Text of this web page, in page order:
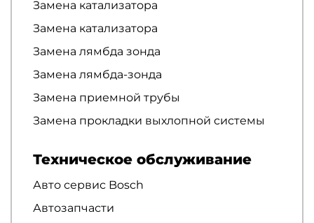
Замена катализатора
Замена катализатора
Замена лямбда зонда
Замена лямбда-зонда
Замена приемной трубы
Замена прокладки выхлопной системы
Техническое обслуживание
Авто сервис Bosch
Автозапчасти